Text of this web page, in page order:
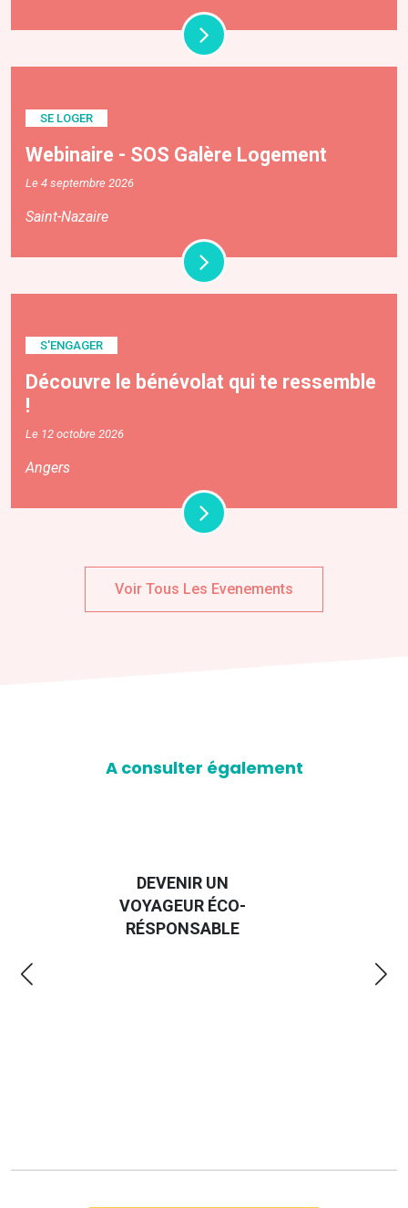
SE LOGER
Webinaire - SOS Galère Logement
Le 4 septembre 2026
Saint-Nazaire
S'ENGAGER
Découvre le bénévolat qui te ressemble
!
Le 12 octobre 2026
Angers
Voir Tous Les Evenements
A consulter également
DEVENIR UN
VOYAGEUR ÉCO-
RÉSPONSABLE